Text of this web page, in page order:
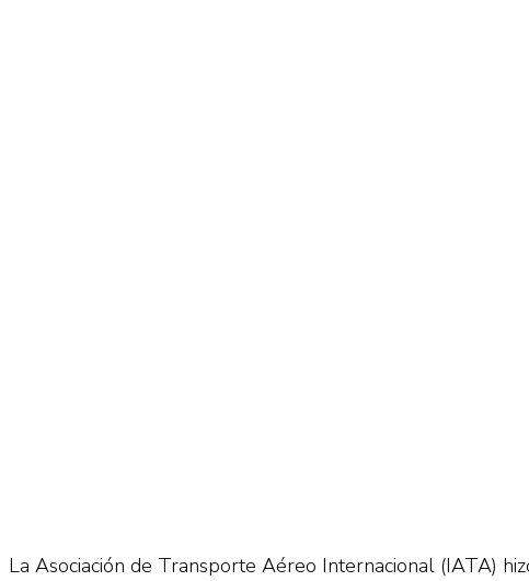
La Asociación de Transporte Aéreo Internacional (IATA)